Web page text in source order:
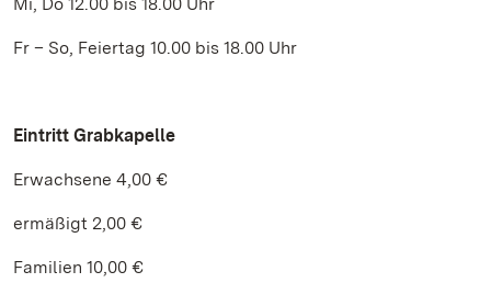
Fr – So, Feiertag 10.00 bis 18.00 Uhr
Eintritt Grabkapelle
Erwachsene 4,00 €
ermäßigt 2,00 €
Familien 10,00 €